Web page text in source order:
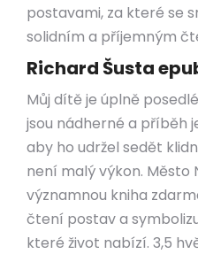
postavami, za které se
solidním a příjemným
Richard Šusta
Můj dítě je úplně
jsou nádherné a příběh
aby ho udržel sedět
není malý výkon. Město
významnou kniha
čtení postav a
které život nabízí. 3,5